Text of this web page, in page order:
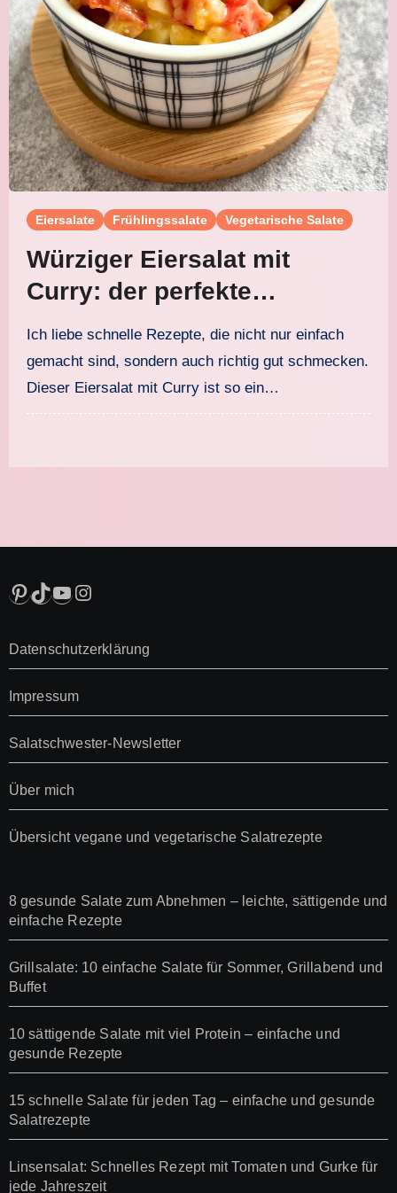
Eiersalate Frühlingssalate Vegetarische Salate
Würziger Eiersalat mit
Curry: der perfekte
American Style
Ich liebe schnelle Rezepte, die nicht nur einfach
gemacht sind, sondern auch richtig gut schmecken.
Dieser Eiersalat mit Curry ist so ein…
Pinterest
TikTok
YouTube
Instagram
Datenschutzerklärung
Impressum
Salatschwester-Newsletter
Über mich
Übersicht vegane und vegetarische Salatrezepte
8 gesunde Salate zum Abnehmen – leichte, sättigende und
einfache Rezepte
Grillsalate: 10 einfache Salate für Sommer, Grillabend und
Buffet
10 sättigende Salate mit viel Protein – einfache und
gesunde Rezepte
15 schnelle Salate für jeden Tag – einfache und gesunde
Salatrezepte
Linsensalat: Schnelles Rezept mit Tomaten und Gurke für
jede Jahreszeit